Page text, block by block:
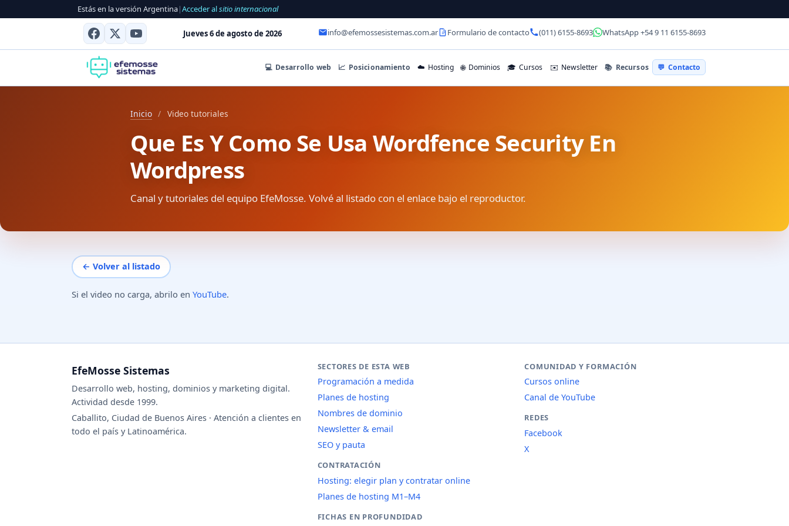
Estás en la versión Argentina|Acceder alsitio internacional
Jueves 6 de agosto de 2026 info@efemossesistemas.com.ar Formulario de contacto (011) 6155-8693 WhatsApp +54 9 11 6155-8693
💻 Desarrollo web 📈 Posicionamiento ☁️ Hosting 🌐 Dominios 🎓 Cursos ✉️ Newsletter 📚 Recursos 💬 Contacto
Inicio / Video tutoriales
Que Es Y Como Se Usa Wordfence Security En
Wordpress
Canal y tutoriales del equipo EfeMosse. Volvé al listado con el enlace bajo el reproductor.
← Volver al listado
Si el video no carga, abrilo en YouTube.
EfeMosse Sistemas
Desarrollo web, hosting, dominios y marketing digital.
Actividad desde 1999.
Caballito, Ciudad de Buenos Aires · Atención a clientes en
todo el país y Latinoamérica.
SECTORES DE ESTA WEB
Programación a medida
Planes de hosting
Nombres de dominio
Newsletter & email
SEO y pauta
CONTRATACIÓN
Hosting: elegir plan y contratar online
Planes de hosting M1–M4
FICHAS EN PROFUNDIDAD
COMUNIDAD Y FORMACIÓN
Cursos online
Canal de YouTube
REDES
Facebook
X